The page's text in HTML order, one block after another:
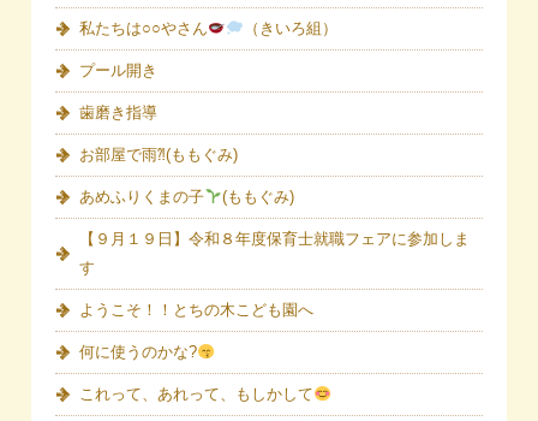
私たちは○○やさん （きいろ組）
プール開き
歯磨き指導
お部屋で雨⁈(ももぐみ)
あめふりくまの子 (ももぐみ)
【９月１９日】令和８年度保育士就職フェアに参加しま
す
ようこそ！！とちの木こども園へ
何に使うのかな?
これって、あれって、もしかして